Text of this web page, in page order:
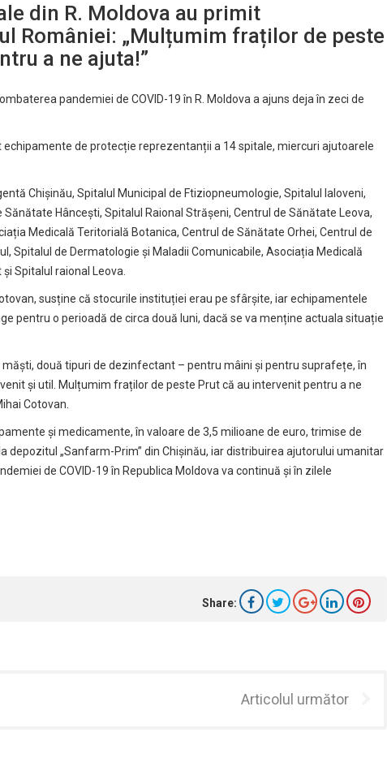
din R. Moldova au primit
României: „Mulțumim fraților de peste
a ne ajuta!”
pandemiei de COVID-19 în R. Moldova a ajuns deja în zeci de
echipamente de protecție reprezentanții a 14 spitale, miercuri ajutoarele
Chișinău, Spitalul Municipal de Ftiziopneumologie, Spitalul Ialoveni,
Hâncești, Spitalul Raional Strășeni, Centrul de Sănătate Leova,
Medicală Teritorială Botanica, Centrul de Sănătate Orhei, Centrul de
Spitalul de Dermatologie și Maladii Comunicabile, Asociația Medicală
Spitalul raional Leova.
susține că stocurile instituției erau pe sfârșite, iar echipamentele
pentru o perioadă de circa două luni, dacă se va menține actuala situație
două tipuri de dezinfectant – pentru mâini și pentru suprafețe, în
și util. Mulțumim fraților de peste Prut că au intervenit pentru a ne
Cotovan.
și medicamente, în valoare de 3,5 milioane de euro, trimise de
depozitul „Sanfarm-Prim” din Chișinău, iar distribuirea ajutorului umanitar
de COVID-19 în Republica Moldova va continuă și în zilele
Share:
Articolul următor